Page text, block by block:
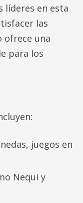
líderes en esta
las
ofrece una
para los
juegos en
Nequi y